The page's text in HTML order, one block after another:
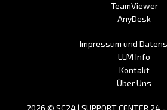
2026 © SC24 | SUPPORT CENTER
Impressum und
LLM Info
Kontakt
Über Uns
TeamViewer
AnyDesk